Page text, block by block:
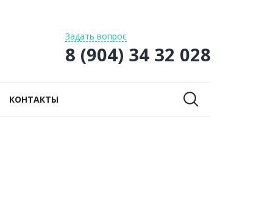
Задать вопрос
8 (904) 34 32 028
КОНТАКТЫ